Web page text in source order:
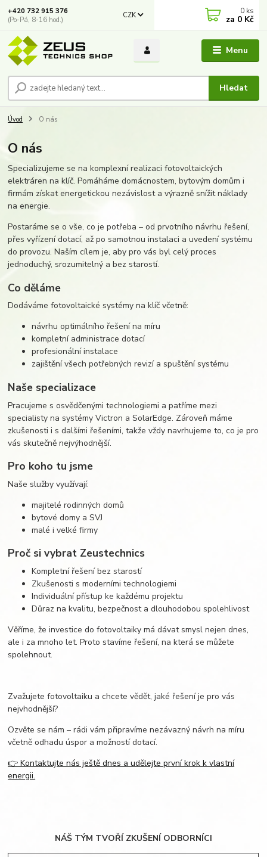
Menu
CZK
Hledat
+420 732 915 376
(Po-Pá, 8-16 hod.)
0 ks
za 0 Kč
Úvod O nás
O nás
Specializujeme se na komplexní realizaci fotovoltaických
elektráren na klíč. Pomáháme domácnostem, bytovým domům i
firmám získat energetickou nezávislost a výrazně snížit náklady
na energie.
Postaráme se o vše, co je potřeba – od prvotního návrhu řešení,
přes vyřízení dotací, až po samotnou instalaci a uvedení systému
do provozu. Naším cílem je, aby pro vás byl celý proces
jednoduchý, srozumitelný a bez starostí.
Co děláme
Dodáváme fotovoltaické systémy na klíč včetně:
návrhu optimálního řešení na míru
kompletní administrace dotací
profesionální instalace
zajištění všech potřebných revizí a spuštění systému
Naše specializace
Pracujeme s osvědčenými technologiemi a patříme mezi
specialisty na systémy Victron a SolarEdge. Zároveň máme
zkušenosti i s dalšími řešeními, takže vždy navrhujeme to, co je pro
vás skutečně nejvýhodnější.
Pro koho tu jsme
Naše služby využívají:
majitelé rodinných domů
bytové domy a SVJ
malé i velké firmy
Proč si vybrat Zeustechnics
Kompletní řešení bez starostí
Zkušenosti s moderními technologiemi
Individuální přístup ke každému projektu
Důraz na kvalitu, bezpečnost a dlouhodobou spolehlivost
Věříme, že investice do fotovoltaiky má dávat smysl nejen dnes,
ale i za mnoho let. Proto stavíme řešení, na která se můžete
spolehnout.
Zvažujete fotovoltaiku a chcete vědět, jaké řešení je pro vás
nejvhodnější?
Ozvěte se nám – rádi vám připravíme nezávazný návrh na míru
včetně odhadu úspor a možností dotací.
👉 Kontaktujte nás ještě dnes a udělejte první krok k vlastní
energii.
NÁŠ TÝM TVOŘÍ ZKUŠENÍ ODBORNÍCI